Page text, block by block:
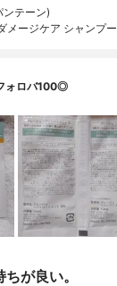
ンテーン)
メージケア シャンプー
ォロバ100◎
が良い。